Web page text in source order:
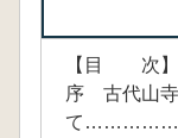
【目 次】
序 古代山寺
て………………